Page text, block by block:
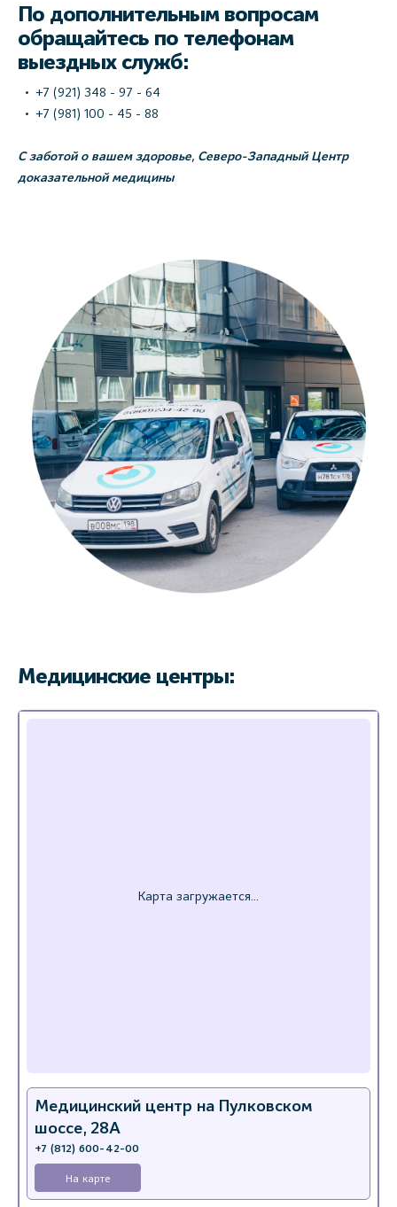
По дополнительным вопросам
обращайтесь по телефонам
выездных служб:
+7 (921) 348 - 97 - 64
+7 (981) 100 - 45 - 88
С заботой о вашем здоровье, Северо-Западный Центр
доказательной медицины
Медицинские центры:
Медицинский центр на Пулковском
шоссе, 28А
+7 (812) 600-42-00
На карте